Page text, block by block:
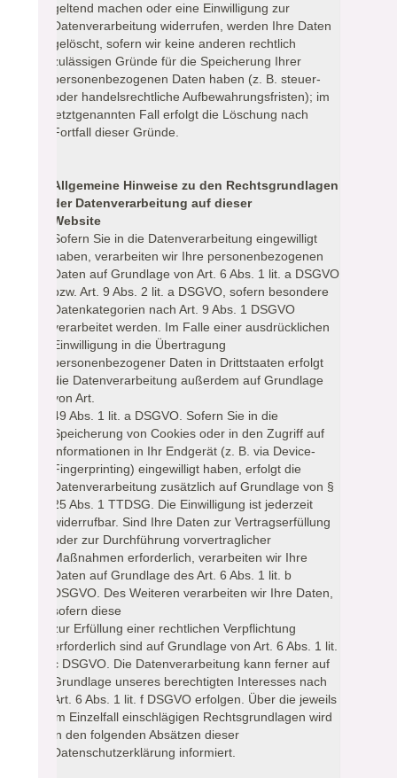
geltend machen oder eine Einwilligung zur
Datenverarbeitung widerrufen, werden Ihre Daten
gelöscht, sofern wir keine anderen rechtlich
zulässigen Gründe für die Speicherung Ihrer
personenbezogenen Daten haben (z. B. steuer-
oder handelsrechtliche Aufbewahrungsfristen); im
letztgenannten Fall erfolgt die Löschung nach
Fortfall dieser Gründe.
Allgemeine Hinweise zu den Rechtsgrundlagen
der Datenverarbeitung auf dieser
Website
Sofern Sie in die Datenverarbeitung eingewilligt
haben, verarbeiten wir Ihre personenbezogenen
Daten auf Grundlage von Art. 6 Abs. 1 lit. a DSGVO
bzw. Art. 9 Abs. 2 lit. a DSGVO, sofern besondere
Datenkategorien nach Art. 9 Abs. 1 DSGVO
verarbeitet werden. Im Falle einer ausdrücklichen
Einwilligung in die Übertragung
personenbezogener Daten in Drittstaaten erfolgt
die Datenverarbeitung außerdem auf Grundlage
von Art.
49 Abs. 1 lit. a DSGVO. Sofern Sie in die
Speicherung von Cookies oder in den Zugriff auf
Informationen in Ihr Endgerät (z. B. via Device-
Fingerprinting) eingewilligt haben, erfolgt die
Datenverarbeitung zusätzlich auf Grundlage von §
25 Abs. 1 TTDSG. Die Einwilligung ist jederzeit
widerrufbar. Sind Ihre Daten zur Vertragserfüllung
oder zur Durchführung vorvertraglicher
Maßnahmen erforderlich, verarbeiten wir Ihre
Daten auf Grundlage des Art. 6 Abs. 1 lit. b
DSGVO. Des Weiteren verarbeiten wir Ihre Daten,
sofern diese
zur Erfüllung einer rechtlichen Verpflichtung
erforderlich sind auf Grundlage von Art. 6 Abs. 1 lit.
c DSGVO. Die Datenverarbeitung kann ferner auf
Grundlage unseres berechtigten Interesses nach
Art. 6 Abs. 1 lit. f DSGVO erfolgen. Über die jeweils
im Einzelfall einschlägigen Rechtsgrundlagen wird
in den folgenden Absätzen dieser
Datenschutzerklärung informiert.